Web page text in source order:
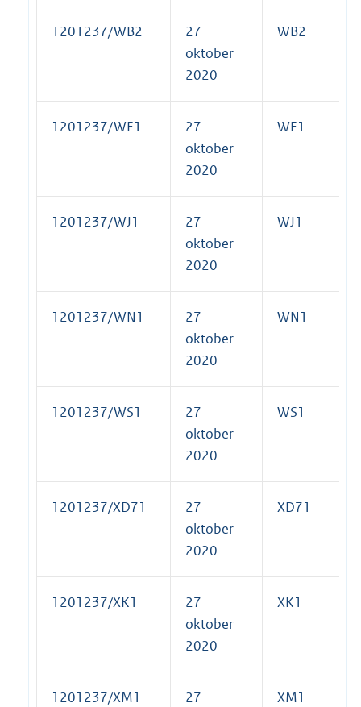
1201237/WB2
27
oktober
2020
WB2
1201237/WE1
27
oktober
2020
WE1
1201237/WJ1
27
oktober
2020
WJ1
1201237/WN1
27
oktober
2020
WN1
1201237/WS1
27
oktober
2020
WS1
1201237/XD71
27
oktober
2020
XD71
1201237/XK1
27
oktober
2020
XK1
1201237/XM1
27
XM1